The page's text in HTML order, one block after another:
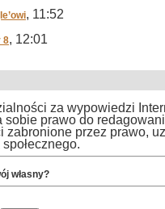
, 11:52
8, 12:01
za wypowiedzi
sobie prawo do
zabronione przez prawo,
własny?